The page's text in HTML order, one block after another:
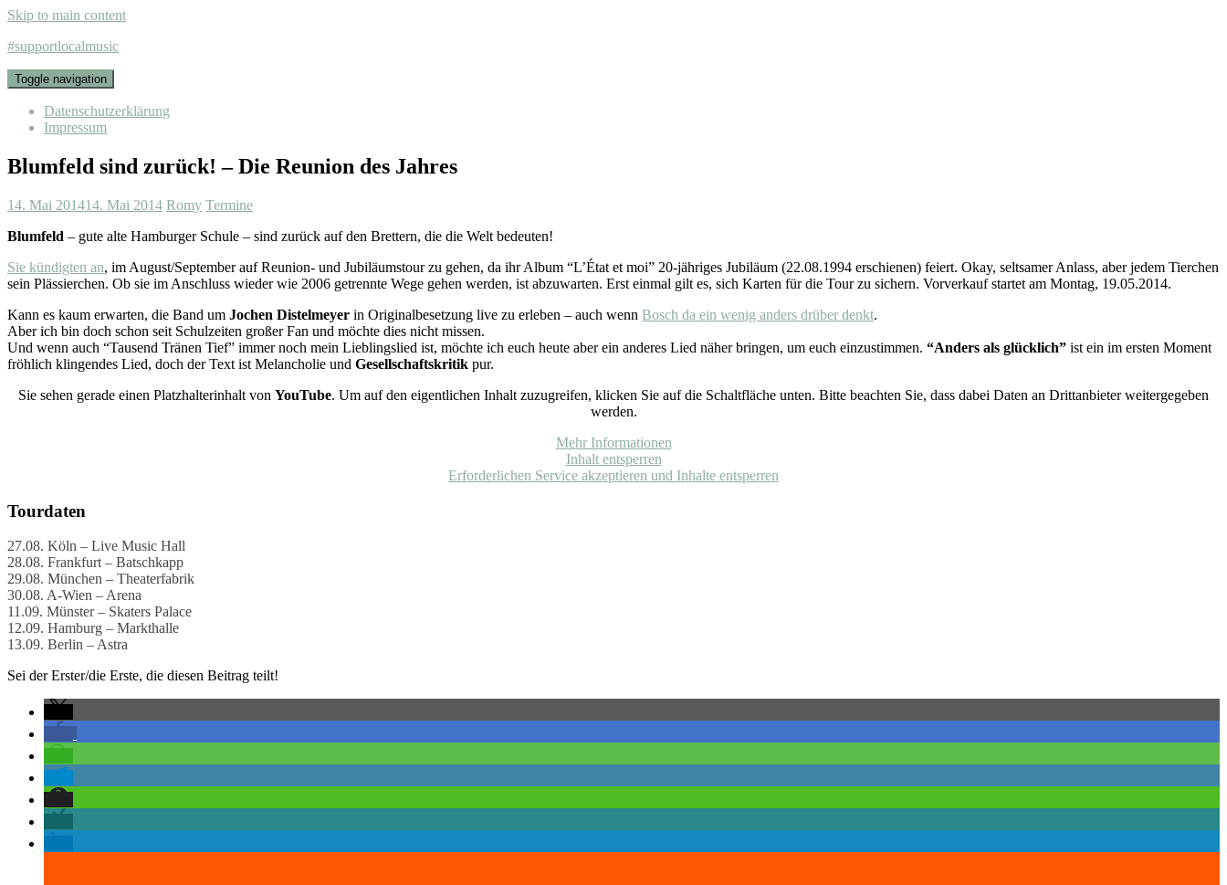
Skip to main content
#supportlocalmusic
Toggle navigation
Datenschutzerklärung
Impressum
Blumfeld sind zurück! – Die Reunion des Jahres
14. Mai 201414. Mai 2014 Romy Termine
Blumfeld – gute alte Hamburger Schule – sind zurück auf den Brettern, die die Welt bedeuten!
Sie kündigten an, im August/September auf Reunion- und Jubiläumstour zu gehen, da ihr Album “L’État et moi” 20-jähriges Jubiläum (22.08.1994 erschienen) feiert. Okay, seltsamer Anlass, aber jedem Tierchen
sein Plässierchen. Ob sie im Anschluss wieder wie 2006 getrennte Wege gehen werden, ist abzuwarten. Erst einmal gilt es, sich Karten für die Tour zu sichern. Vorverkauf startet am Montag, 19.05.2014.
Kann es kaum erwarten, die Band um Jochen Distelmeyer in Originalbesetzung live zu erleben – auch wenn Bosch da ein wenig anders drüber denkt.
Aber ich bin doch schon seit Schulzeiten großer Fan und möchte dies nicht missen.
Und wenn auch “Tausend Tränen Tief” immer noch mein Lieblingslied ist, möchte ich euch heute aber ein anderes Lied näher bringen, um euch einzustimmen. “Anders als glücklich” ist ein im ersten Moment
fröhlich klingendes Lied, doch der Text ist Melancholie und Gesellschaftskritik pur.
Sie sehen gerade einen Platzhalterinhalt von YouTube. Um auf den eigentlichen Inhalt zuzugreifen, klicken Sie auf die Schaltfläche unten. Bitte beachten Sie, dass dabei Daten an Drittanbieter weitergegeben
werden.
Mehr Informationen
Inhalt entsperren
Erforderlichen Service akzeptieren und Inhalte entsperren
Tourdaten
27.08. Köln – Live Music Hall
28.08. Frankfurt – Batschkapp
29.08. München – Theaterfabrik
30.08. A-Wien – Arena
11.09. Münster – Skaters Palace
12.09. Hamburg – Markthalle
13.09. Berlin – Astra
Sei der Erster/die Erste, die diesen Beitrag teilt!